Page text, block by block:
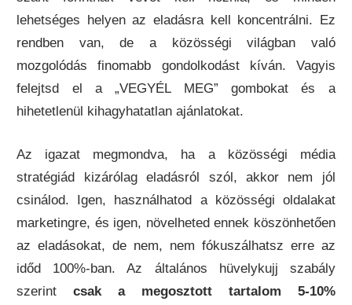
lehetséges helyen az eladásra kell koncentrálni. Ez
rendben van, de a közösségi világban való
mozgolódás finomabb gondolkodást kíván. Vagyis
felejtsd el a „VEGYÉL MEG” gombokat és a
hihetetlenül kihagyhatatlan ajánlatokat.
Az igazat megmondva, ha a közösségi média
stratégiád kizárólag eladásról szól, akkor nem jól
csinálod. Igen, használhatod a közösségi oldalakat
marketingre, és igen, növelheted ennek köszönhetően
az eladásokat, de nem, nem fókuszálhatsz erre az
időd 100%-ban. Az általános hüvelykujj szabály
szerintcsak a
megosztott tartalom 5-10%